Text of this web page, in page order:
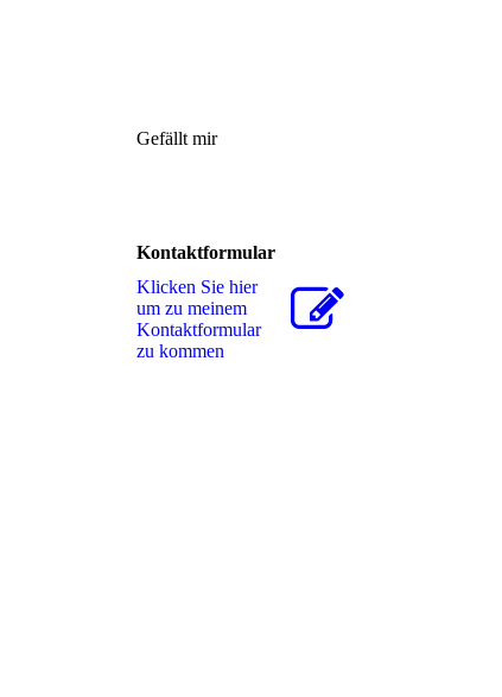
Gefällt mir
Kontaktformular
Klicken Sie hier
um zu meinem
Kon­takt­for­mu­lar
zu kommen